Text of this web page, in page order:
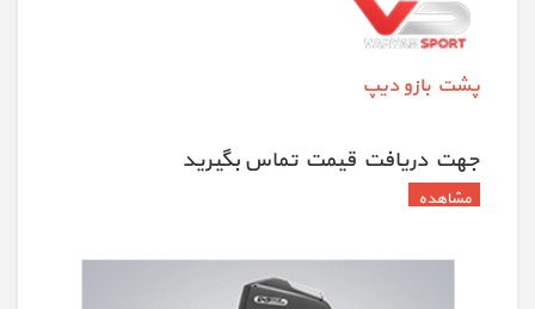
پشت بازو دیپ
جهت دريافت قيمت تماس بگيريد